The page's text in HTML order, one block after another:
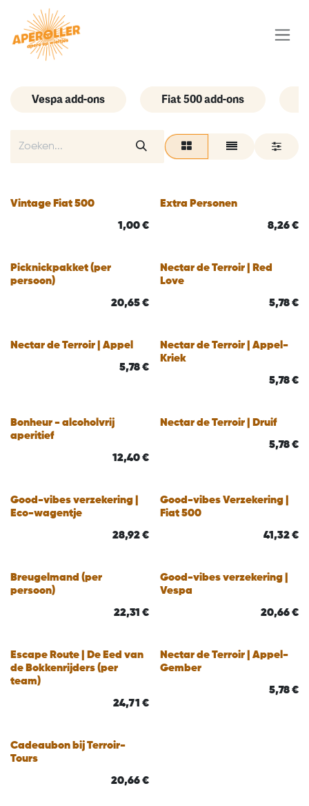
Overslaan naar inhoud
Vespa add-ons Fiat 500 add-ons
Vintage Fiat 500
1,00€
Extra Personen
8,26€
Picknickpakket (per
persoon)
20,65€
Nectar de Terroir | Red
Love
5,78€
Nectar de Terroir | Appel
5,78€
Nectar de Terroir | Appel-
Kriek
5,78€
Bonheur - alcoholvrij
aperitief
12,40€
Nectar de Terroir | Druif
5,78€
Good-vibes verzekering |
Eco-wagentje
28,92€
Good-vibes Verzekering |
Fiat 500
41,32€
Breugelmand (per
persoon)
22,31 €
Good-vibes verzekering |
Vespa
20,66€
Escape Route | De Eed van
de Bokkenrijders (per
team)
24,71 €
Nectar de Terroir | Appel-
Gember
5,78€
Cadeaubon bij Terroir-
Tours
20,66€